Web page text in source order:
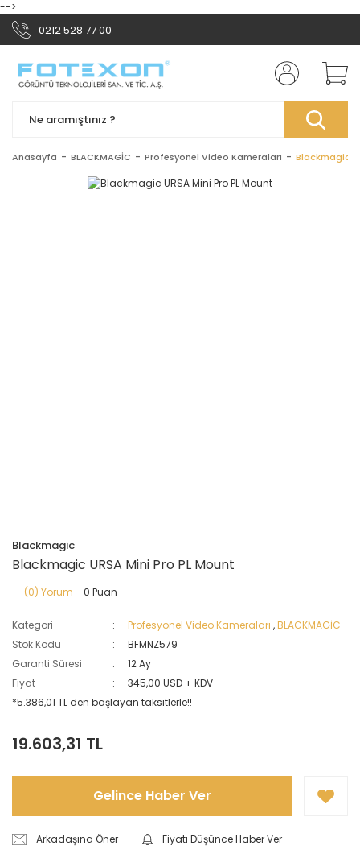
-->
0212 528 77 00
Anasayfa BLACKMAGİC Profesyonel Video Kameraları Blackmagic
Blackmagic
Blackmagic URSA Mini Pro PL Mount
(0) Yorum - 0 Puan
Kategori Profesyonel Video Kameraları ,BLACKMAGİC
Stok Kodu
BFMNZ579
Garanti Süresi
12 Ay
Fiyat
345,00 USD + KDV
*5.386,01 TL den başlayan taksitlerle!!
19.603,31 TL
Gelince Haber Ver
Arkadaşına Öner
Fiyatı Düşünce Haber Ver